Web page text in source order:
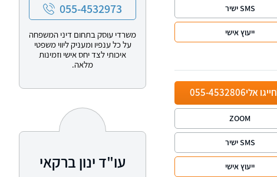
SMS ישיר
ייעוץ אישי
חייגו אלי055-4532806
ZOOM
SMS ישיר
ייעוץ אישי
055-4532973
משרדי עוסק בתחום דיני המשפחה
על כל ענפיו ומעניק ליווי משפטי
איכותי לצד יחס אישי וזמינות
מלאה.
עו"ד ינון ברקאי